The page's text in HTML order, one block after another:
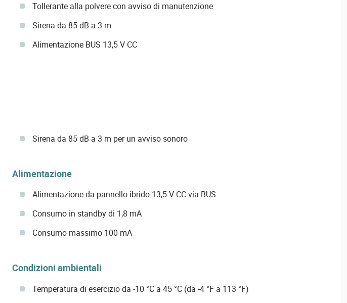
Tollerante alla polvere con avviso di manutenzione
Sirena da 85 dB a 3 m
Alimentazione BUS 13,5 V CC
Sirena da 85 dB a 3 m per un avviso sonoro
Alimentazione
Alimentazione da pannello ibrido 13,5 V CC via BUS
Consumo in standby di 1,8 mA
Consumo massimo 100 mA
Condizioni ambientali
Temperatura di esercizio da -10 °C a 45 °C (da -4 °F a 113 °F)